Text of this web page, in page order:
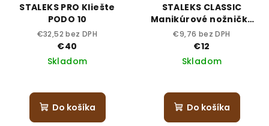
STALEKS PRO Kliešte
PODO 10
€32,52 bez DPH
€40
Skladom
Do košíka
STALEKS CLASSIC
Manikúrové nožničky
31-1
€9,76 bez DPH
€12
Skladom
Do košíka